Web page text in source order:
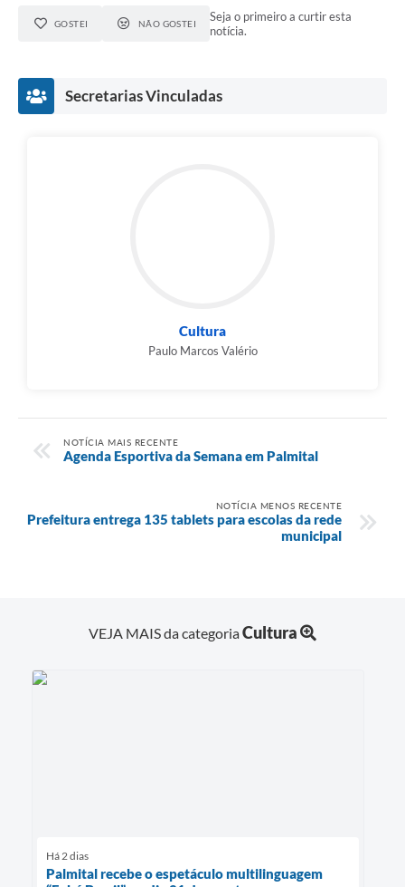
GOSTEI NÃO GOSTEI
Seja o primeiro a curtir esta
notícia.
Secretarias Vinculadas
Cultura
Paulo Marcos Valério
NOTÍCIA MAIS RECENTE
Agenda Esportiva da Semana em Palmital
NOTÍCIA MENOS RECENTE
Prefeitura entrega 135 tablets para escolas da rede
municipal
VEJA MAIS da categoriaCultura
Há 2 dias
Palmital recebe o espetáculo multilinguagem